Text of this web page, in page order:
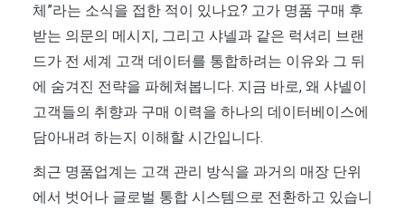
체”라는 소식을 접한 적이 있나요? 고가 명품 구매 후
받는 의문의 메시지, 그리고 샤넬과 같은 럭셔리 브랜
드가 전 세계 고객 데이터를 통합하려는 이유와 그 뒤
에 숨겨진 전략을 파헤쳐봅니다. 지금 바로, 왜 샤넬이
고객들의 취향과 구매 이력을 하나의 데이터베이스에
담아내려 하는지 이해할 시간입니다.
최근 명품업계는 고객 관리 방식을 과거의 매장 단위
에서 벗어나 글로벌 통합 시스템으로 전환하고 있습니